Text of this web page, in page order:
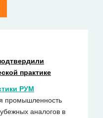
практике
РУМ
промышленность
аналогов в